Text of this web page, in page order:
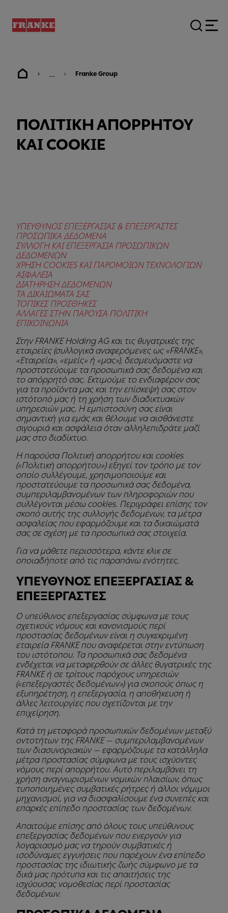
... Franke Group
ΠΟΛΙΤΙΚΗ ΑΠΟΡΡΗΤΟΥ
KAI COOKIE
ΥΠΕΥΘΥΝΟΣ ΕΠΕΞΕΡΓΑΣΙΑΣ & ΕΠΕΞΕΡΓΑΣΤΕΣ
ΠΡΟΣΩΠΙΚΑ ΔΕΔΟΜΕΝΑ
ΣΥΛΛΟΓΗ ΚΑΙ ΕΠΕΞΕΡΓΑΣΙΑ ΠΡΟΣΩΠΙΚΩΝ
ΔΕΔΟΜΕΝΩΝ
ΧΡΗΣΗ COOKIES ΚΑΙ ΠΑΡΟΜΟΙΩΝ ΤΕΧΝΟΛΟΓΙΩΝ
ΑΣΦΑΛΕΙΑ
ΔΙΑΤΗΡΗΣΗ ΔΕΔΟΜΕΝΩΝ
ΤΑ ΔΙΚΑΙΩΜΑΤΑ ΣΑΣ
ΤΟΠΙΚΕΣ ΠΡΟΣΘΗΚΕΣ
ΑΛΛΑΓΕΣ ΣΤΗΝ ΠΑΡΟΥΣΑ ΠΟΛΙΤΙΚΗ
ΕΠΙΚΟΙΝΩΝΙΑ
Στην FRANKE Holding AG και τις θυγατρικές της
εταιρείες (συλλογικά αναφερόμενες ως «FRANKE»,
«Εταιρεία», «εμείς» ή «μας»), δεσμευόμαστε να
προστατεύουμε τα προσωπικά σας δεδομένα και
το απόρρητό σας. Εκτιμούμε το ενδιαφέρον σας
για τα προϊόντα μας και την επίσκεψή σας στον
ιστότοπό μας ή τη χρήση των διαδικτυακών
υπηρεσιών μας. Η εμπιστοσύνη σας είναι
σημαντική για εμάς και θέλουμε να αισθάνεστε
σιγουριά και ασφάλεια όταν αλληλεπιδράτε μαζί
μας στο διαδίκτυο.
Η παρούσα Πολιτική απορρήτου και cookies
(«Πολιτική απορρήτου») εξηγεί τον τρόπο με τον
οποίο συλλέγουμε, χρησιμοποιούμε και
προστατεύουμε τα προσωπικά σας δεδομένα,
συμπεριλαμβανομένων των πληροφοριών που
συλλέγονται μέσω cookies. Περιγράφει επίσης τον
σκοπό αυτής της συλλογής δεδομένων, τα μέτρα
ασφαλείας που εφαρμόζουμε και τα δικαιώματά
σας σε σχέση με τα προσωπικά σας στοιχεία.
Για να μάθετε περισσότερα, κάντε κλικ σε
οποιαδήποτε από τις παραπάνω ενότητες.
ΥΠΕΥΘΥΝΟΣ ΕΠΕΞΕΡΓΑΣΙΑΣ &
ΕΠΕΞΕΡΓΑΣΤΕΣ
Ο υπεύθυνος επεξεργασίας σύμφωνα με τους
σχετικούς νόμους και κανονισμούς περί
προστασίας δεδομένων είναι η συγκεκριμένη
εταιρεία FRANKE που αναφέρεται στην εντύπωση
του ιστότοπου. Τα προσωπικά σας δεδομένα
ενδέχεται να μεταφερθούν σε άλλες θυγατρικές της
FRANKE ή σε τρίτους παρόχους υπηρεσιών
(«επεξεργαστές δεδομένων») για σκοπούς όπως η
εξυπηρέτηση, η επεξεργασία, η αποθήκευση ή
άλλες λειτουργίες που σχετίζονται με την
επιχείρηση.
Κατά τη μεταφορά προσωπικών δεδομένων μεταξύ
οντοτήτων της FRANKE — συμπεριλαμβανομένων
των διασυνοριακών — εφαρμόζουμε τα κατάλληλα
μέτρα προστασίας σύμφωνα με τους ισχύοντες
νόμους περί απορρήτου. Αυτό περιλαμβάνει τη
χρήση αναγνωρισμένων νομικών πλαισίων, όπως
τυποποιημένες συμβατικές ρήτρες ή άλλοι νόμιμοι
μηχανισμοί, για να διασφαλίσουμε ένα συνεπές και
επαρκές επίπεδο προστασίας των δεδομένων.
Απαιτούμε επίσης από όλους τους υπεύθυνους
επεξεργασίας δεδομένων που ενεργούν για
λογαριασμό μας να τηρούν συμβατικές ή
ισοδύναμες εγγυήσεις που παρέχουν ένα επίπεδο
προστασίας της ιδιωτικής ζωής σύμφωνο με τα
δικά μας πρότυπα και τις απαιτήσεις της
ισχύουσας νομοθεσίας περί προστασίας
δεδομένων.